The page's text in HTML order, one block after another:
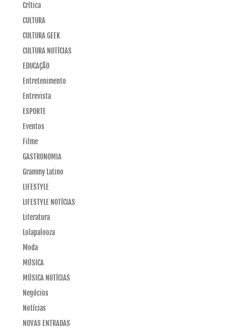
Crítica
CULTURA
CULTURA GEEK
CULTURA NOTÍCIAS
EDUCAÇÃO
Entretenimento
Entrevista
ESPORTE
Eventos
Filme
GASTRONOMIA
Grammy Latino
LIFESTYLE
LIFESTYLE NOTÍCIAS
Literatura
Lolapalooza
Moda
MÚSICA
MÚSICA NOTÍCIAS
Negócios
Notícias
NOVAS ENTRADAS